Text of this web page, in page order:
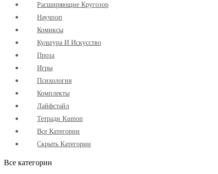
Расширяющие Кругозор
Научпоп
Комиксы
Культура И Искусство
Проза
Игры
Психология
Комплекты
Лайфстайл
Тетради Kumon
Все Категории
Скрыть Категории
Все категории